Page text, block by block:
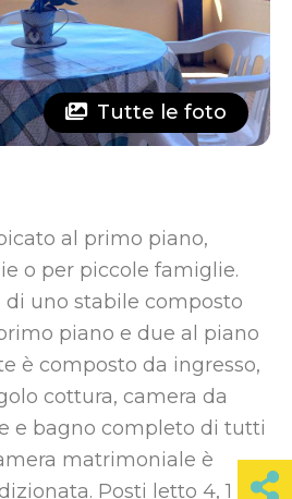
Tutte le foto
al primo piano,
o per piccole famiglie.
uno stabile composto
piano e due al piano
è composto da ingresso,
cottura, camera da
e bagno completo di tutti
matrimoniale è
Posti letto 4, 1